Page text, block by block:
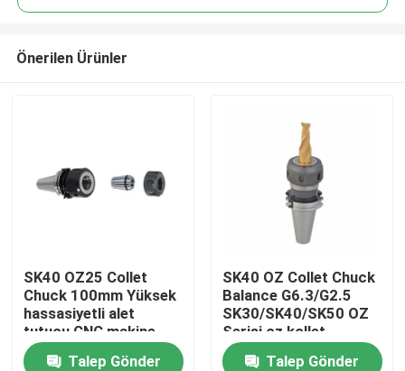
Önerilen Ürünler
SK40 OZ25 Collet
Chuck 100mm Yüksek
hassasiyetli alet
tutucu CNC makine
aracı
Talep Gönder
SK40 OZ Collet Chuck
Balance G6.3/G2.5
SK30/SK40/SK50 OZ
Serisi oz kollet
sıkıştırma aracı için
Talep Gönder